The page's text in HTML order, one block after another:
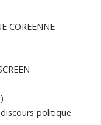
COREENNE
politique